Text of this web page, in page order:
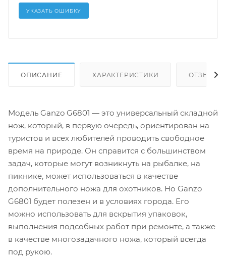
УКАЗАТЬ ОШИБКУ
ОПИСАНИЕ ХАРАКТЕРИСТИКИ ОТЗЫВЫ
Модель Ganzo G6801 — это универсальный складной
нож, который, в первую очередь, ориентирован на
туристов и всех любителей проводить свободное
время на природе. Он справится с большинством
задач, которые могут возникнуть на рыбалке, на
пикнике, может использоваться в качестве
дополнительного ножа для охотников. Но Ganzo
G6801 будет полезен и в условиях города. Его
можно использовать для вскрытия упаковок,
выполнения подсобных работ при ремонте, а также
в качестве многозадачного ножа, который всегда
под рукою.